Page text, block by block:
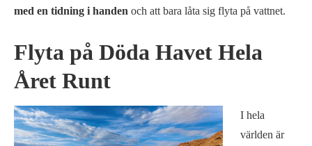
med en tidning i handen och att bara låta sig flyta på vattnet.
Flyta på Döda Havet Hela
Året Runt
I hela
världen är